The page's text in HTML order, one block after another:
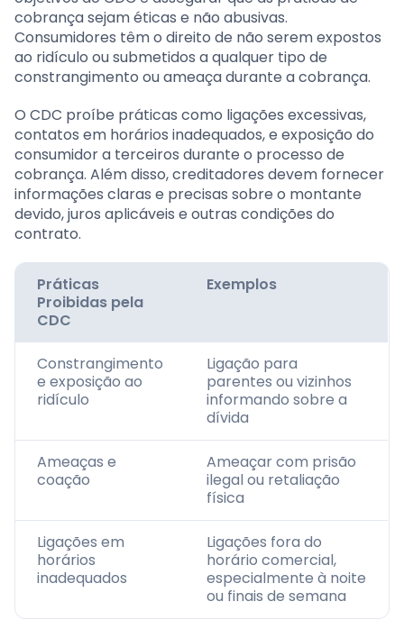
cobrança sejam éticas e não abusivas.
Consumidores têm o direito de não serem expostos
ao ridículo ou submetidos a qualquer tipo de
constrangimento ou ameaça durante a cobrança.
O CDC proíbe práticas como ligações excessivas,
contatos em horários inadequados, e exposição do
consumidor a terceiros durante o processo de
cobrança. Além disso, creditadores devem fornecer
informações claras e precisas sobre o montante
devido, juros aplicáveis e outras condições do
contrato.
Práticas
Proibidas pela
CDC
Exemplos
Constrangimento
e exposição ao
ridículo
Ligação para
parentes ou vizinhos
informando sobre a
dívida
Ameaças e
coação
Ameaçar com prisão
ilegal ou retaliação
física
Ligações em
horários
inadequados
Ligações fora do
horário comercial,
especialmente à noite
ou finais de semana